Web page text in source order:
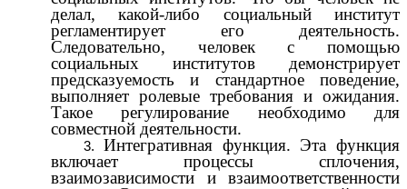
делал, какой-либо социальный институт
регламентирует его деятельность.
Следовательно, человек с помощью
социальных институтов демонстрирует
предсказуемость и стандартное поведение,
выполняет ролевые требования и ожидания.
Такое регулирование необходимо для
совместной деятельности.
Интегративная функция. Эта функция
включает процессы сплочения,
взаимозависимости и взаимоответственности